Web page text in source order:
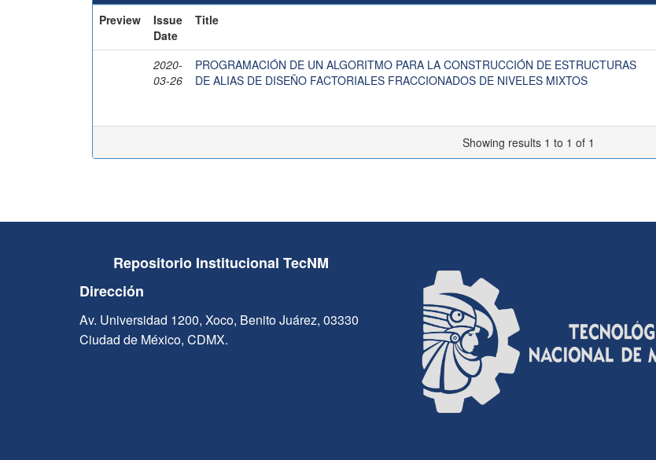
Preview
Issue
Date
Title
2020-
03-26
PROGRAMACIÓN DE UN ALGORITMO PARA LA CONSTRUCCIÓN DE ESTRUCTURAS
DE ALIAS DE DISEÑO FACTORIALES FRACCIONADOS DE NIVELES MIXTOS
Showing results 1 to 1 of 1
Repositorio Institucional TecNM
Dirección
Av. Universidad 1200, Xoco, Benito Juárez, 03330
Ciudad de México, CDMX.